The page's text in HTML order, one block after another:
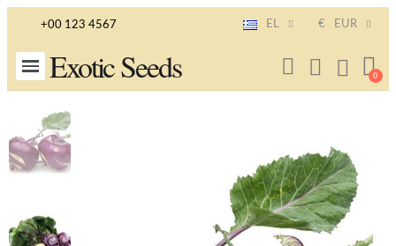
+00 123 4567 EL € EUR
Exotic Seeds